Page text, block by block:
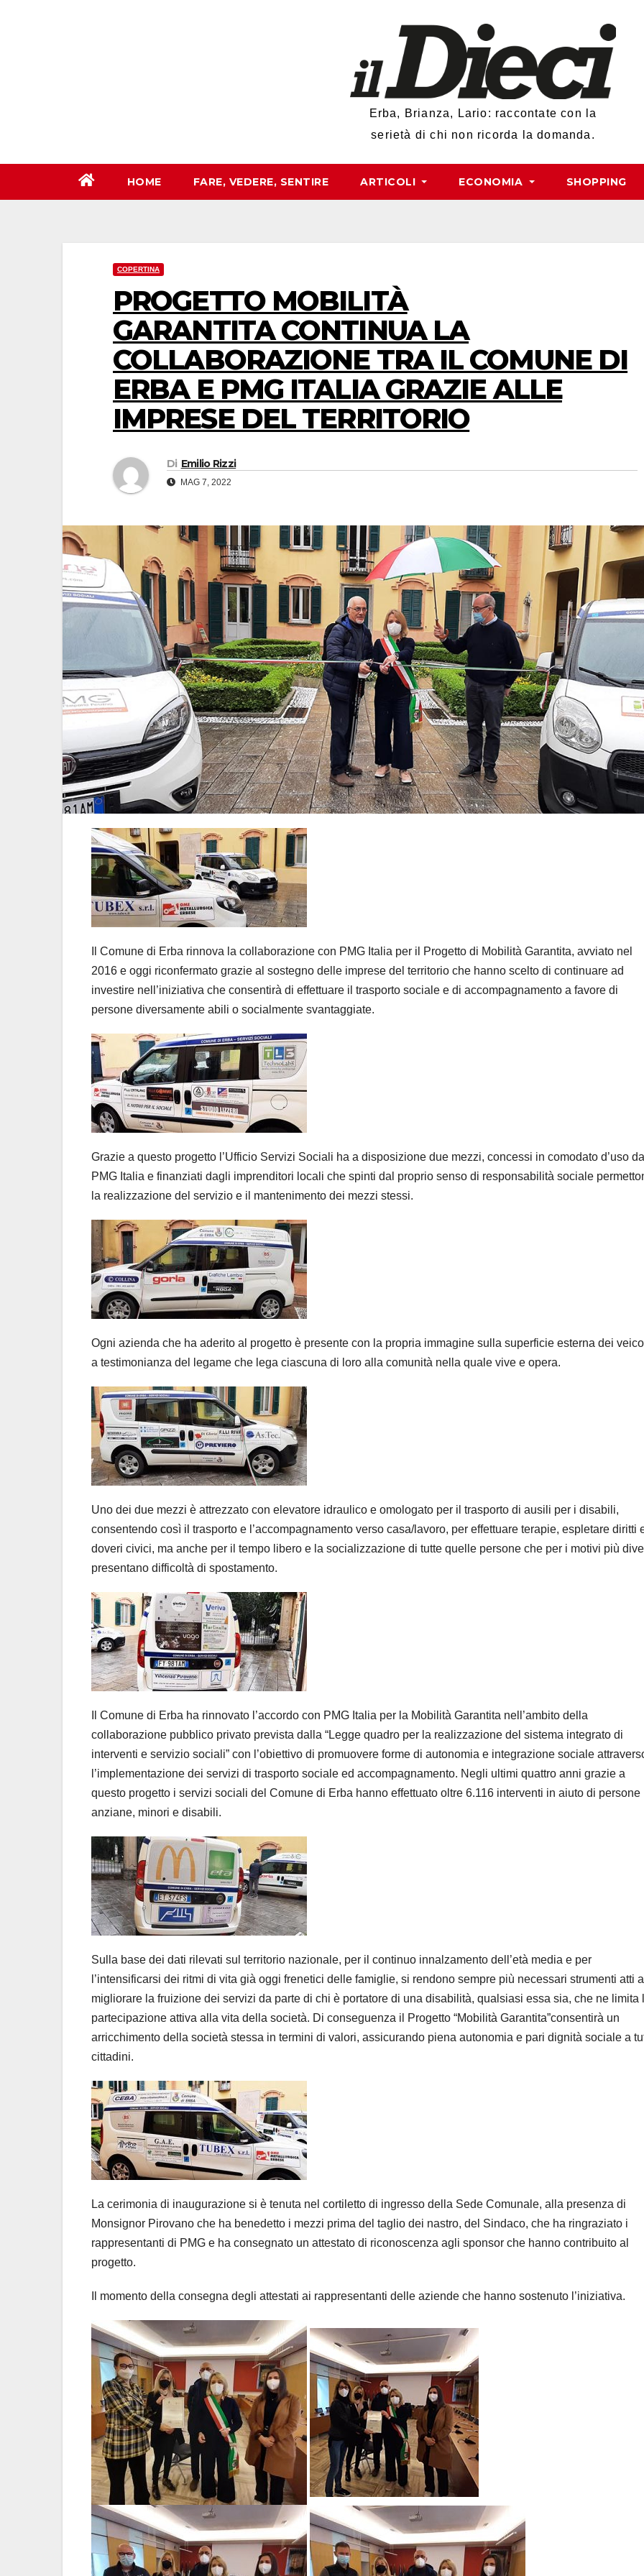
Erba, Brianza, Lario: raccontate con la
serietà di chi non ricorda la domanda.
HOME FARE, VEDERE, SENTIRE ARTICOLI ECONOMIA SHOPPING
COPERTINA
PROGETTO MOBILITÀ
GARANTITA CONTINUA LA
COLLABORAZIONE TRA IL COMUNE DI
ERBA E PMG ITALIA GRAZIE ALLE
IMPRESE DEL TERRITORIO
Di Emilio Rizzi
MAG 7, 2022
Il Comune di Erba rinnova la collaborazione con PMG Italia per il Progetto di Mobilità Garantita, avviato nel
2016 e oggi riconfermato grazie al sostegno delle imprese del territorio che hanno scelto di continuare ad
investire nell’iniziativa che consentirà di effettuare il trasporto sociale e di accompagnamento a favore di
persone diversamente abili o socialmente svantaggiate.
Grazie a questo progetto l’Ufficio Servizi Sociali ha a disposizione due mezzi, concessi in comodato d’uso da
PMG Italia e finanziati dagli imprenditori locali che spinti dal proprio senso di responsabilità sociale
la realizzazione del servizio e il mantenimento dei mezzi stessi.
Ogni azienda che ha aderito al progetto è presente con la propria immagine sulla superficie esterna dei
a testimonianza del legame che lega ciascuna di loro alla comunità nella quale vive e opera.
Uno dei due mezzi è attrezzato con elevatore idraulico e omologato per il trasporto di ausili per i disabili,
consentendo così il trasporto e l’accompagnamento verso casa/lavoro, per effettuare terapie, espletare diritti
doveri civici, ma anche per il tempo libero e la socializzazione di tutte quelle persone che per i motivi più
presentano difficoltà di spostamento.
Il Comune di Erba ha rinnovato l’accordo con PMG Italia per la Mobilità Garantita nell’ambito della
collaborazione pubblico privato prevista dalla “Legge quadro per la realizzazione del sistema integrato di
interventi e servizio sociali” con l’obiettivo di promuovere forme di autonomia e integrazione sociale
l’implementazione dei servizi di trasporto sociale ed accompagnamento. Negli ultimi quattro anni grazie a
questo progetto i servizi sociali del Comune di Erba hanno effettuato oltre 6.116 interventi in aiuto di persone
anziane, minori e disabili.
Sulla base dei dati rilevati sul territorio nazionale, per il continuo innalzamento dell’età media e per
l’intensificarsi dei ritmi di vita già oggi frenetici delle famiglie, si rendono sempre più necessari strumenti atti a
migliorare la fruizione dei servizi da parte di chi è portatore di una disabilità, qualsiasi essa sia, che ne limita
partecipazione attiva alla vita della società. Di conseguenza il Progetto “Mobilità Garantita”consentirà un
arricchimento della società stessa in termini di valori, assicurando piena autonomia e pari dignità sociale a
cittadini.
La cerimonia di inaugurazione si è tenuta nel cortiletto di ingresso della Sede Comunale, alla presenza di
Monsignor Pirovano che ha benedetto i mezzi prima del taglio dei nastro, del Sindaco, che ha ringraziato i
rappresentanti di PMG e ha consegnato un attestato di riconoscenza agli sponsor che hanno contribuito al
progetto.
Il momento della consegna degli attestati ai rappresentanti delle aziende che hanno sostenuto l’iniziativa.